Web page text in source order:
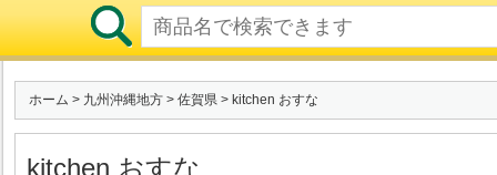
ホーム > 九州沖縄地方 > 佐賀県 > kitchen おすな
kitchen おすな